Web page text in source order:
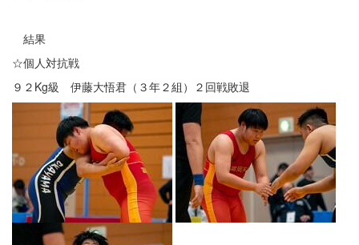
結果
☆個人対抗戦
９２Kg級 伊藤大悟君（３年２組）２回戦敗退